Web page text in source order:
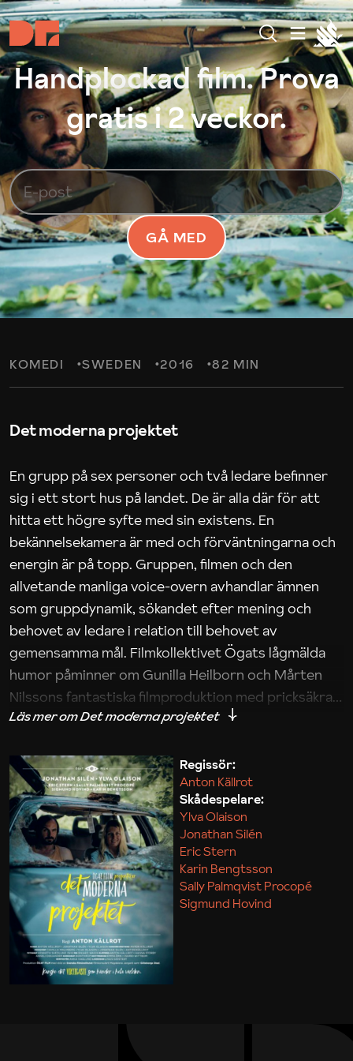
Handplockad film. Prova
gratis i 2 veckor.
GÅ MED
KOMEDI SWEDEN 2016 82 MIN
Det moderna projektet
En grupp på sex personer och två ledare befinner
sig i ett stort hus på landet. De är alla där för att
hitta ett högre syfte med sin existens. En
bekännelsekamera är med och förväntningarna och
energin är på topp. Gruppen, filmen och den
allvetande manliga voice-overn avhandlar ämnen
som gruppdynamik, sökandet efter mening och
behovet av ledare i relation till behovet av
gemensamma mål. Filmkollektivet Ögats lågmälda
humor påminner om Gunilla Heilborn och Mårten
Nilssons fantastiska filmproduktion med pricksäkra
iakttagelser om hur svårt det kan vara att omsätta
Maja Kekonius
Regissör:
Anton Källrot
Skådespelare:
Ylva Olaison
Jonathan Silén
Eric Stern
Karin Bengtsson
Sally Palmqvist Procopé
Sigmund Hovind